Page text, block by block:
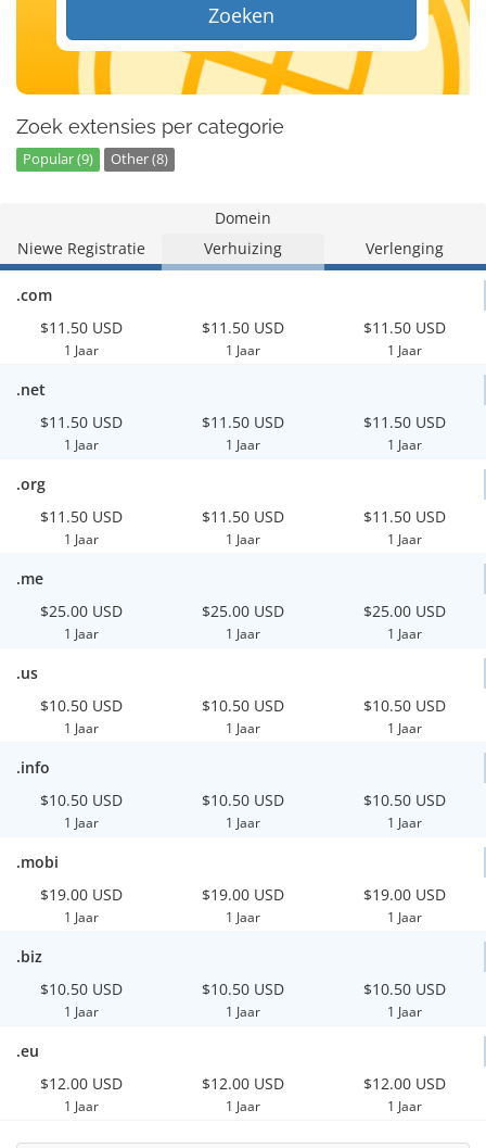
Zoeken
Zoek extensies per categorie
Popular (9) Other (8)
Domein
Niewe Registratie
Verhuizing Verlenging
.com
$11.50 USD
1 Jaar
$11.50 USD
1 Jaar
$11.50 USD
1 Jaar
.net
$11.50 USD
1 Jaar
$11.50 USD
1 Jaar
$11.50 USD
1 Jaar
.org
$11.50 USD
1 Jaar
$11.50 USD
1 Jaar
$11.50 USD
1 Jaar
.me
$25.00 USD
1 Jaar
$25.00 USD
1 Jaar
$25.00 USD
1 Jaar
.us
$10.50 USD
1 Jaar
$10.50 USD
1 Jaar
$10.50 USD
1 Jaar
.info
$10.50 USD
1 Jaar
$10.50 USD
1 Jaar
$10.50 USD
1 Jaar
.mobi
$19.00 USD
1 Jaar
$19.00 USD
1 Jaar
$19.00 USD
1 Jaar
.biz
$10.50 USD
1 Jaar
$10.50 USD
1 Jaar
$10.50 USD
1 Jaar
.eu
$12.00 USD
1 Jaar
$12.00 USD
1 Jaar
$12.00 USD
1 Jaar